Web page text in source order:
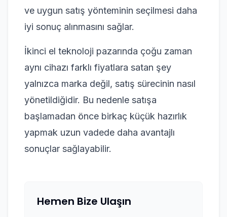
ve uygun satış yönteminin seçilmesi daha
iyi sonuç alınmasını sağlar.
İkinci el teknoloji pazarında çoğu zaman
aynı cihazı farklı fiyatlara satan şey
yalnızca marka değil, satış sürecinin nasıl
yönetildiğidir. Bu nedenle satışa
başlamadan önce birkaç küçük hazırlık
yapmak uzun vadede daha avantajlı
sonuçlar sağlayabilir.
Hemen Bize Ulaşın